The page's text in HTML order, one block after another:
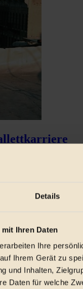
Details
Ihren Daten
Ihre
Ihrem Gerät zu
und Inhalten,
Daten für welche
portraitiert in